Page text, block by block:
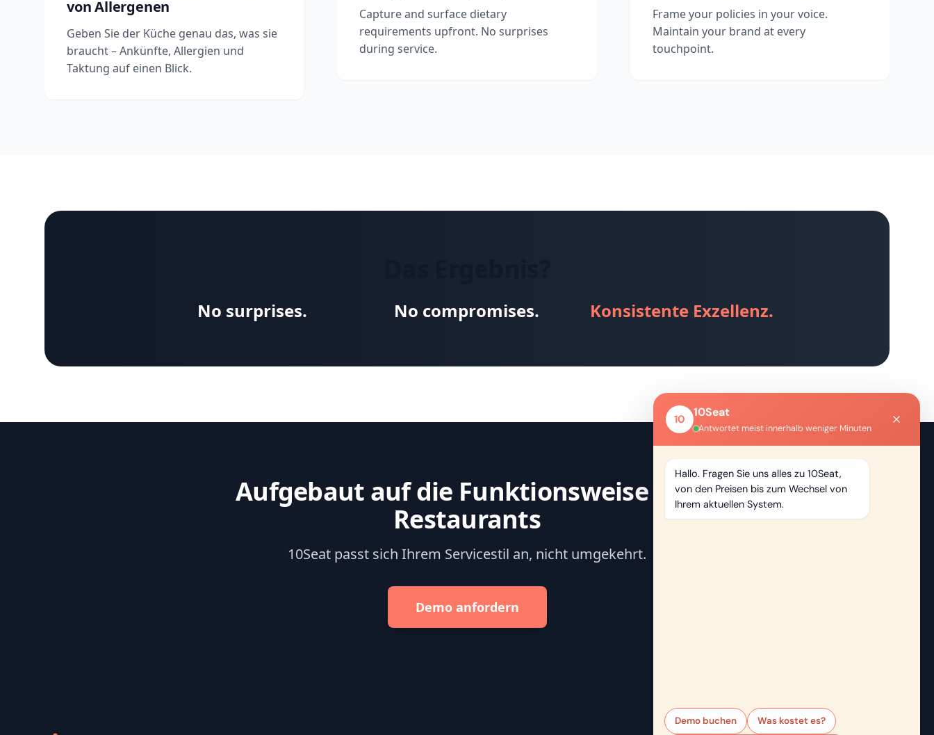
von Allergenen
Geben Sie der Küche genau das, was sie
braucht – Ankünfte, Allergien und
Taktung auf einen Blick.
Capture and surface dietary
requirements upfront. No surprises
during service.
Frame your policies in your voice.
Maintain your brand at every
touchpoint.
No surprises. No compromises. Konsistente Exzellenz.
Aufgebaut auf die Funktionsweise von
Restaurants
10Seat passt sich Ihrem Servicestil an, nicht umgekehrt.
Demo anfordern